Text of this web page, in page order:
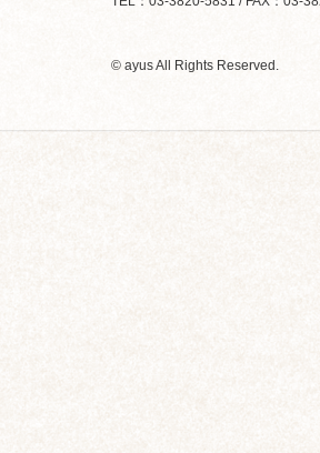
© ayus All Rights Reserved.